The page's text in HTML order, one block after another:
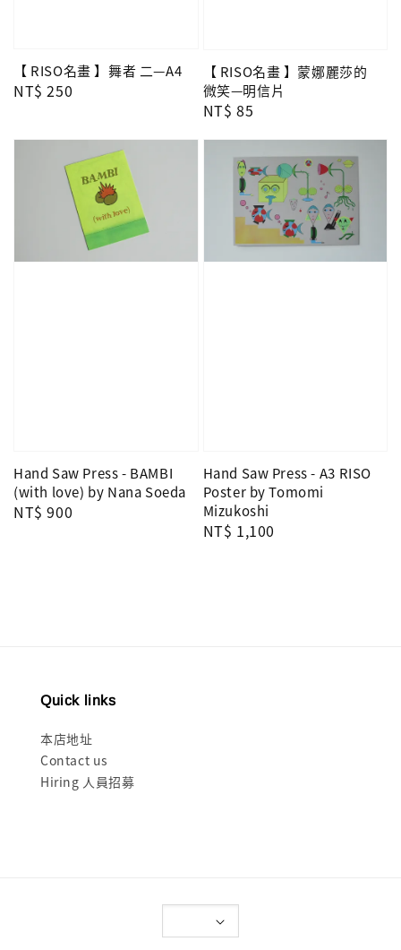
【 RISO名畫 】舞者 二—A4
Regular
NT$ 250
【 RISO名畫 】蒙娜麗莎的
微笑—明信片
Regular
NT$ 85
Hand Saw Press - BAMBI
(with love) by Nana Soeda
Regular
NT$ 900
Hand Saw Press - A3 RISO
Poster by Tomomi
Mizukoshi
Regular
NT$ 1,100
Quick links
本店地址
Contact us
Hiring 人員招募